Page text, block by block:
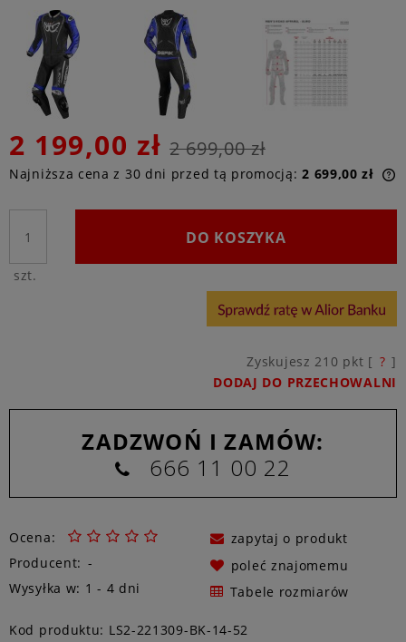
2 199,00 zł 2 699,00 zł
Najniższa cena z 30 dni przed tą promocją:2 699,00 zł
szt.
DO KOSZYKA
Zyskujesz 210 pkt [ ? ]
DODAJ DO PRZECHOWALNI
ZADZWOŃ I ZAMÓW:
666 11 00 22
Ocena:
Producent: -
Wysyłka w: 1 - 4 dni
zapytaj o produkt
poleć znajomemu
Tabele rozmiarów
Kod produktu: LS2-221309-BK-14-52